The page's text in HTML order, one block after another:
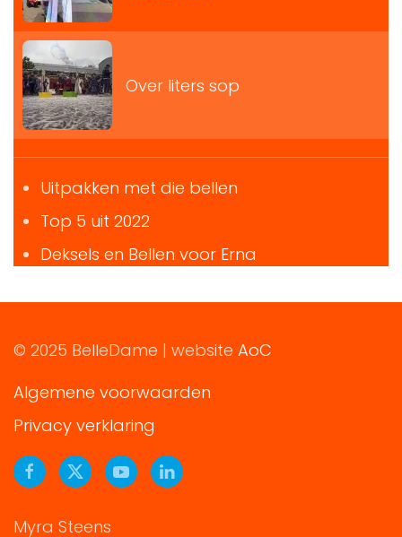
Over liters sop
Uitpakken met die bellen
Top 5 uit 2022
Deksels en Bellen voor Erna
© 2025 BelleDame | website AoC
Algemene voorwaarden
Privacy verklaring
Myra Steens